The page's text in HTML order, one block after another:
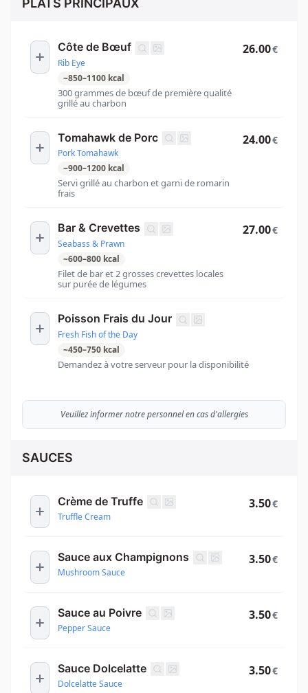
PLATS PRINCIPAUX
Côte de Bœuf
Rib Eye
~850–1100 kcal
300 grammes de bœuf de première qualité
grillé au charbon
26.00€
Tomahawk de Porc
Pork Tomahawk
~900–1200 kcal
Servi grillé au charbon et garni de romarin
frais
24.00€
Bar & Crevettes
Seabass & Prawn
~600–800 kcal
Filet de bar et 2 grosses crevettes locales
sur purée de légumes
27.00€
Poisson Frais du Jour
Fresh Fish of the Day
~450–750 kcal
Demandez à votre serveur pour la disponibilité
Veuillez informer notre personnel en cas d'allergies
SAUCES
Crème de Truffe
Truffle Cream
3.50€
Sauce aux Champignons
Mushroom Sauce
3.50€
Sauce au Poivre
Pepper Sauce
3.50€
Sauce Dolcelatte
Dolcelatte Sauce
3.50€